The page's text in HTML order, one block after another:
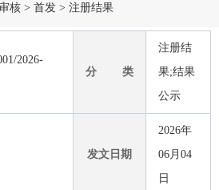
核 > 首发 > 注册结果
2026-
分 类
注册结
果;结果
公示
发文日期
2026年
06月04
日